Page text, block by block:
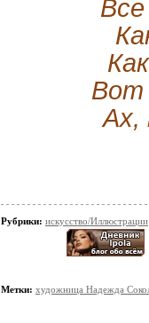
Вот
Ах,
Рубрики: искусство/Иллюстрации
Метки: художница Надежда